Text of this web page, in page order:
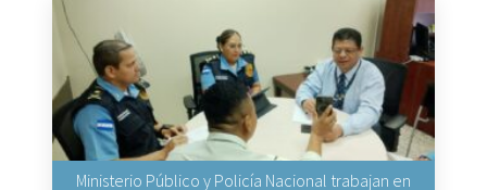
Ministerio Público y Policía Nacional trabajan en